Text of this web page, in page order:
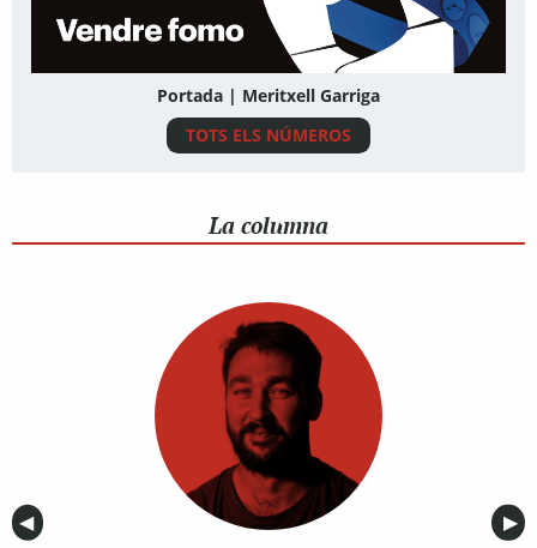
Portada | Meritxell Garriga
TOTS ELS NÚMEROS
La columna
Anterior
◀︎ ▶︎